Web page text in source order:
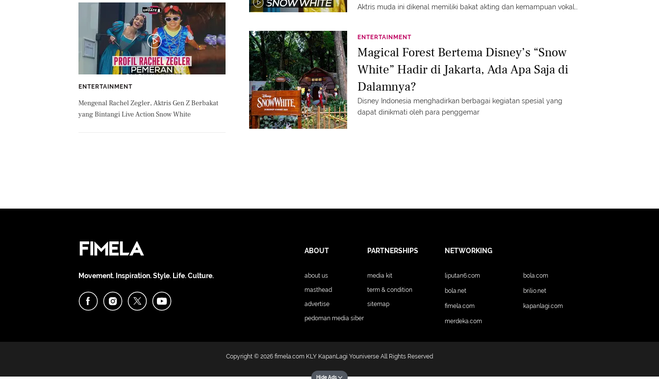
ENTERTAINMENT
Mengenal Rachel Zegler, Aktris Gen Z Berbakat
yang Bintangi Live Action Snow White
Aktris muda ini dikenal memiliki bakat akting dan kemampuan vokal
ENTERTAINMENT
Magical Forest Bertema Disney’s “Snow
White” Hadir di Jakarta, Ada Apa Saja di
Dalamnya?
Disney Indonesia menghadirkan berbagai kegiatan spesial yang
dapat dinikmati oleh para penggemar
Movement. Inspiration. Style. Life. Culture.
ABOUT PARTNERSHIPS
about us media kit
masthead term & condition
advertise sitemap
pedoman media siber
NETWORKING
liputan6.com bola.com
bola.net brilio.net
fimela.com kapanlagi.com
merdeka.com
Copyright © 2026 fimela.com KLY KapanLagi Youniverse All Rights Reserved
Hide Ads